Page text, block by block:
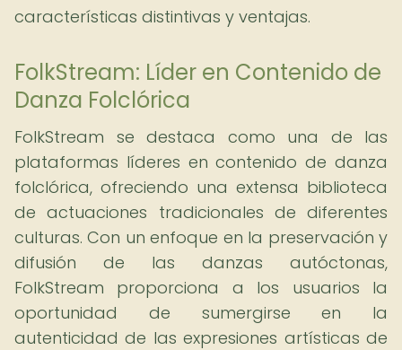
características distintivas y ventajas.
FolkStream: Líder en Contenido de
Danza Folclórica
FolkStream se destaca como una de las
plataformas líderes en contenido de danza
folclórica, ofreciendo una extensa biblioteca
de actuaciones tradicionales de diferentes
culturas. Con un enfoque en la preservación y
difusión de las danzas autóctonas,
FolkStream proporciona a los usuarios la
oportunidad de sumergirse en la
autenticidad de las expresiones artísticas de